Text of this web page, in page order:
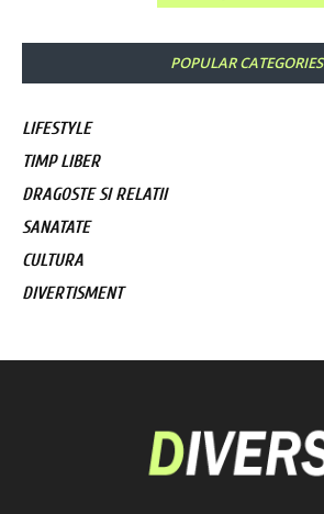
POPULAR CATEGORIES
LIFESTYLE
TIMP LIBER
DRAGOSTE SI RELATII
SANATATE
CULTURA
DIVERTISMENT